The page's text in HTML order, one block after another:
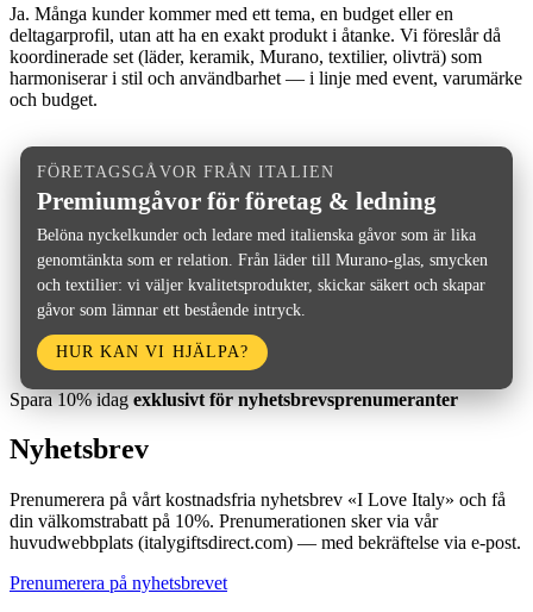
Ja. Många kunder kommer med ett tema, en budget eller en
deltagarprofil, utan att ha en exakt produkt i åtanke. Vi föreslår då
koordinerade set (läder, keramik, Murano, textilier, olivträ) som
harmoniserar i stil och användbarhet — i linje med event, varumärke
och budget.
FÖRETAGSGÅVOR FRÅN ITALIEN
Premiumgåvor för företag & ledning
Belöna nyckelkunder och ledare med italienska gåvor som är lika
genomtänkta som er relation. Från läder till Murano-glas, smycken
och textilier: vi väljer kvalitetsprodukter, skickar säkert och skapar
gåvor som lämnar ett bestående intryck.
HUR KAN VI HJÄLPA?
Spara 10% idag exklusivt för nyhetsbrevsprenumeranter
Nyhetsbrev
Prenumerera på vårt kostnadsfria nyhetsbrev «I Love Italy» och få
din välkomstrabatt på 10%. Prenumerationen sker via vår
huvudwebbplats (italygiftsdirect.com) — med bekräftelse via e-post.
Prenumerera på nyhetsbrevet